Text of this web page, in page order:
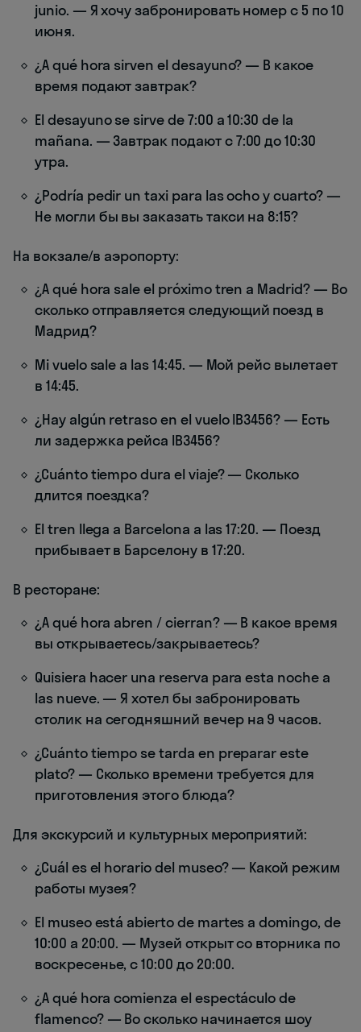
junio. — Я хочу забронировать номер с 5 по 10
июня.
¿A qué hora sirven el desayuno? — В какое
время подают завтрак?
El desayuno se sirve de 7:00 a 10:30 de la
mañana. — Завтрак подают с 7:00 до 10:30
утра.
¿Podría pedir un taxi para las ocho y cuarto? —
Не могли бы вы заказать такси на 8:15?
На вокзале/в аэропорту:
¿A qué hora sale el próximo tren a Madrid? — Во
сколько отправляется следующий поезд в
Мадрид?
Mi vuelo sale a las 14:45. — Мой рейс вылетает
в 14:45.
¿Hay algún retraso en el vuelo IB3456? — Есть
ли задержка рейса IB3456?
¿Cuánto tiempo dura el viaje? — Сколько
длится поездка?
El tren llega a Barcelona a las 17:20. — Поезд
прибывает в Барселону в 17:20.
В ресторане:
¿A qué hora abren / cierran? — В какое время
вы открываетесь/закрываетесь?
Quisiera hacer una reserva para esta noche a
las nueve. — Я хотел бы забронировать
столик на сегодняшний вечер на 9 часов.
¿Cuánto tiempo se tarda en preparar este
plato? — Сколько времени требуется для
приготовления этого блюда?
Для экскурсий и культурных мероприятий:
¿Cuál es el horario del museo? — Какой режим
работы музея?
El museo está abierto de martes a domingo, de
10:00 a 20:00. — Музей открыт со вторника по
воскресенье, с 10:00 до 20:00.
¿A qué hora comienza el espectáculo de
flamenco? — Во сколько начинается шоу